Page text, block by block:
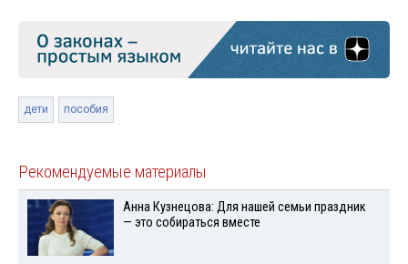
дети пособия
Рекомендуемые материалы
Анна Кузнецова: Для нашей семьи праздник
— это собираться вместе